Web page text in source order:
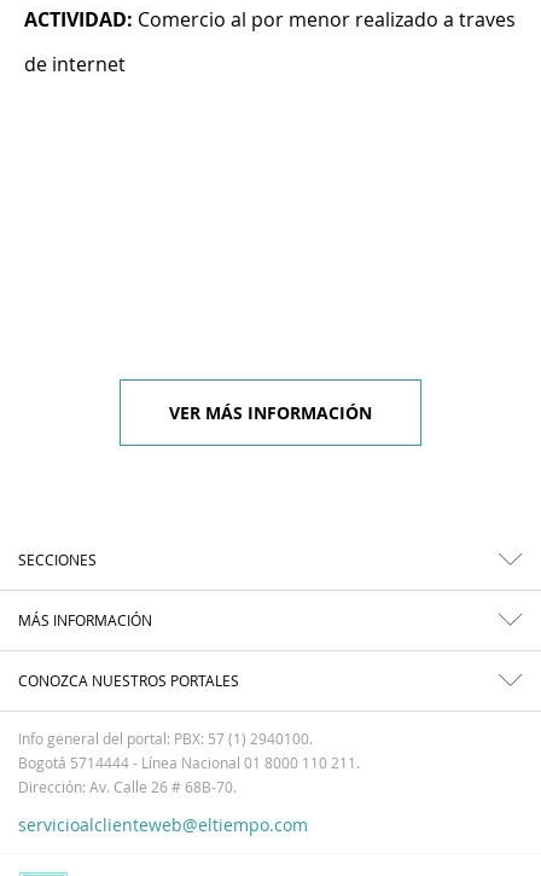
ACTIVIDAD: Comercio al por menor realizado a traves
de internet
VER MÁS INFORMACIÓN
SECCIONES
MÁS INFORMACIÓN
CONOZCA NUESTROS PORTALES
Info general del portal: PBX: 57 (1) 2940100.
Bogotá 5714444 - Línea Nacional 01 8000 110 211.
Dirección: Av. Calle 26 # 68B-70.
servicioalclienteweb@eltiempo.com